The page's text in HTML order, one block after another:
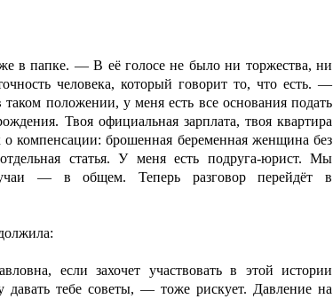
в папке. — В её голосе не было ни торжества, ни
человека, который говорит то, что есть. —
положении, у меня есть все основания подать
Твоя официальная зарплата, твоя квартира
компенсации: брошенная беременная женщина без
статья. У меня есть подруга-юрист. Мы
— в общем. Теперь разговор перейдёт в
если захочет участвовать в этой истории
давать тебе советы, — тоже рискует. Давление на